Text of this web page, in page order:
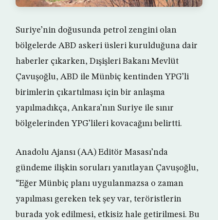
Suriye’nin doğusunda petrol zengini olan
bölgelerde ABD askeri üsleri kurulduğuna dair
haberler çıkarken, Dışişleri Bakanı Mevlüt
Çavuşoğlu, ABD ile Münbiç kentinden YPG’li
birimlerin çıkartılması için bir anlaşma
yapılmadıkça, Ankara’nın Suriye ile sınır
bölgelerinden YPG’lileri kovacağını belirtti.
Anadolu Ajansı (AA) Editör Masası’nda
gündeme ilişkin soruları yanıtlayan Çavuşoğlu,
“Eğer Münbiç planı uygulanmazsa o zaman
yapılması gereken tek şey var, teröristlerin
burada yok edilmesi, etkisiz hale getirilmesi. Bu